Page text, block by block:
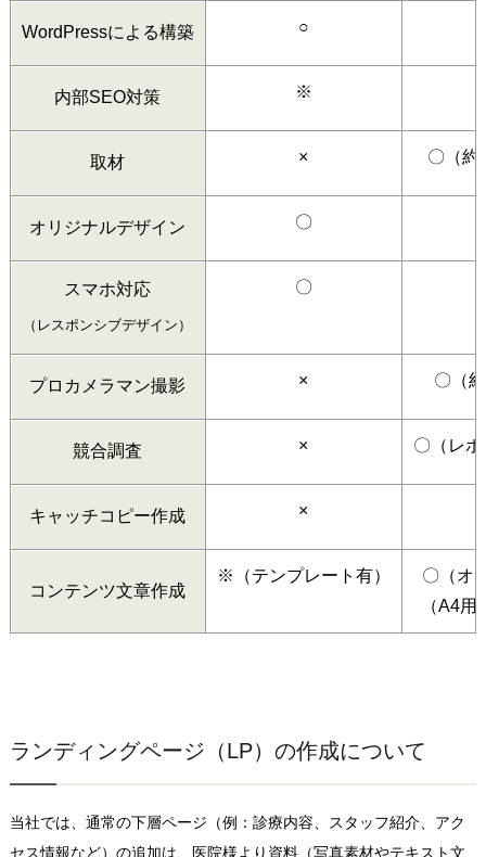
WordPressによる構築 ○
内部SEO対策 ※
取材 × 〇（約
オリジナルデザイン 〇
スマホ対応
（レスポンシブデザイン）
〇
プロカメラマン撮影 × 〇（
競合調査 × 〇（レ
キャッチコピー作成 ×
コンテンツ文章作成
※（テンプレート有）
〇（オ
（A4
ランディングページ（LP）の作成について
当社では、通常の下層ページ（例：診療内容、スタッフ紹介、アク
セス情報など）の追加は、医院様より資料（写真素材やテキスト文